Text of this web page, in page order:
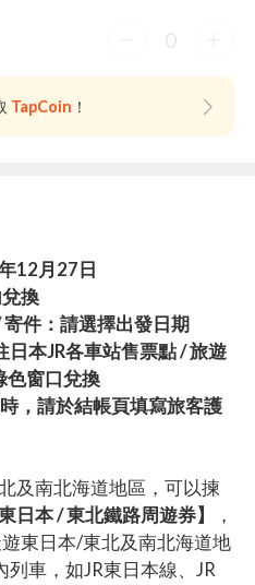
0
TapCoin ！
12月27日
換
件：請選擇出發日期
本JR各車站售票點 / 旅遊
色窗口兌換
，請於結帳頁填寫旅客護
及南北海道地區，可以揀
日本 / 東北鐵路周遊券】
，
東日本/東北及南北海道地
列車，如JR東日本線、JR